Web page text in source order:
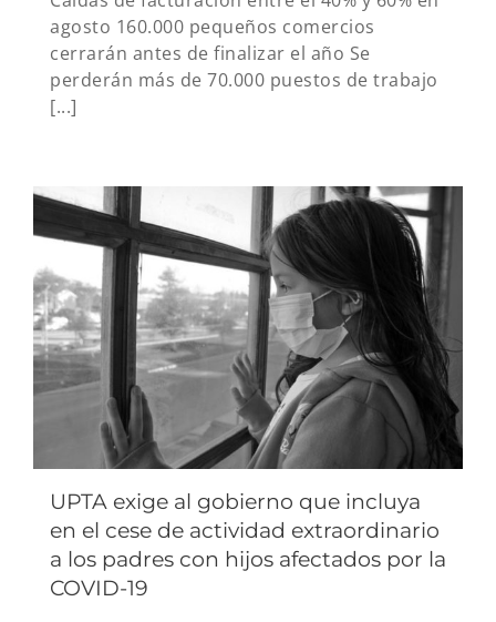
agosto 160.000 pequeños comercios
cerrarán antes de finalizar el año Se
perderán más de 70.000 puestos de trabajo
[...]
UPTA exige al gobierno que incluya
en el cese de actividad extraordinario
a los padres con hijos afectados por la
COVID-19